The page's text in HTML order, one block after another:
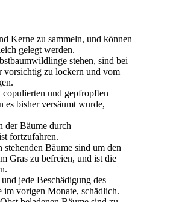
Kerne zu sammeln, und können
gelegt werden.
stehen, sind bei
vorsichtig zu lockern und vom
und gepfropften
es bisher versäumt wurde,
der Bäume durch
fortzufahren.
stehenden Bäume sind um den
Gras zu befreien, und ist die
jede Beschädigung des
im vorigen Monate, schädlich.